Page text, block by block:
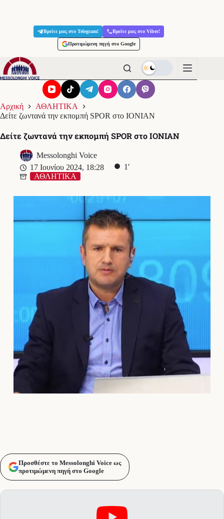
Βρείτε μας στο Telegram! Βρείτε μας στο Viber!
Προτιμώμενη πηγή στο Google
Αρχική
ΑΘΛΗΤΙΚΑ
Δείτε ζωντανά την εκπομπή SPOR στο ΙΟΝΙΑΝ
Δείτε ζωντανά την εκπομπή SPOR στο ΙΟΝΙΑΝ
Messolonghi Voice
17 Ιουνίου 2024, 18:28
1′
ΑΘΛΗΤΙΚΑ
Προσθέστε το Messolonghi Voice ως
προτιμώμενη πηγή στο Google